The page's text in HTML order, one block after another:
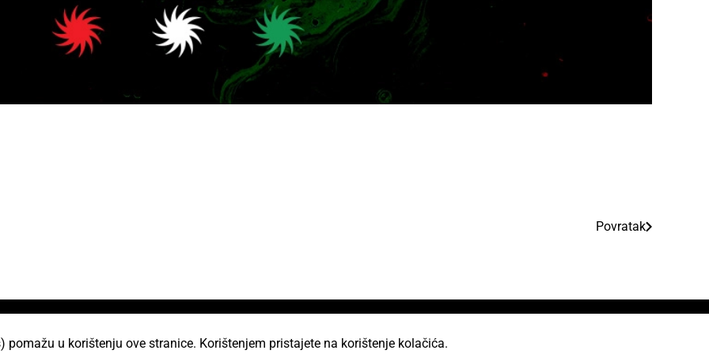
Povratak
pomažu u korištenju ove stranice. Korištenjem pristajete na korištenje kolačića.